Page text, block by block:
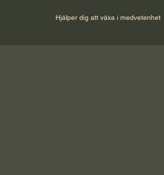
Hjälper dig att växa i medvetenhet